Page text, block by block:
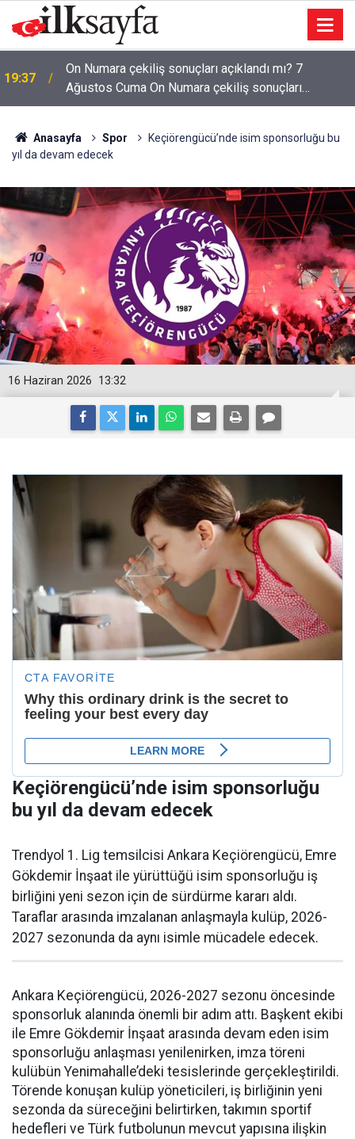
19:37
On Numara çekiliş sonuçları açıklandı mı? 7
Ağustos Cuma On Numara çekiliş sonuçları
açıklandı mı?
Anasayfa Spor
Keçiörengücü’nde isim sponsorluğu bu
yıl da devam edecek
13:32
16 Haziran 2026
Keçiörengücü’nde isim sponsorluğu
bu yıl da devam edecek
Trendyol 1. Lig temsilcisi Ankara Keçiörengücü, Emre
Gökdemir İnşaat ile yürüttüğü isim sponsorluğu iş
birliğini yeni sezon için de sürdürme kararı aldı.
Taraflar arasında imzalanan anlaşmayla kulüp, 2026-
2027 sezonunda da aynı isimle mücadele edecek.
Ankara Keçiörengücü, 2026-2027 sezonu öncesinde
sponsorluk alanında önemli bir adım attı. Başkent ekibi
ile Emre Gökdemir İnşaat arasında devam eden isim
sponsorluğu anlaşması yenilenirken, imza töreni
kulübün Yenimahalle’deki tesislerinde gerçekleştirildi.
Törende konuşan kulüp yöneticileri, iş birliğinin yeni
sezonda da süreceğini belirtirken, takımın sportif
hedefleri ve Türk futbolunun mevcut yapısına ilişkin